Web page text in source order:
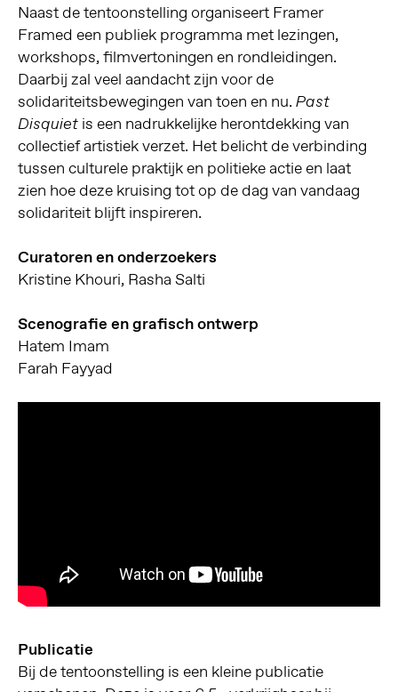
Naast de tentoonstelling organiseert Framer
Framed een publiek programma met lezingen,
workshops, filmvertoningen en rondleidingen.
Daarbij zal veel aandacht zijn voor de
solidariteitsbewegingen van toen en nu. Past
Disquietis een nadrukkelijke herontdekking van
collectief artistiek verzet. Het belicht de verbinding
tussen culturele praktijk en politieke actie en laat
zien hoe deze kruising tot op de dag van vandaag
solidariteit blijft inspireren.
Curatoren en onderzoekers
Kristine Khouri, Rasha Salti
Scenografie en grafisch ontwerp
Hatem Imam
Farah Fayyad
Publicatie
Bij de tentoonstelling is een kleine publicatie